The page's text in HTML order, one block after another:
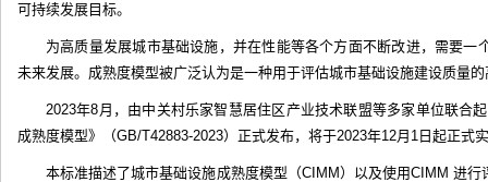
可持续发展目标。
为高质量发展城市基础设施，并在性能等各个方面不断改进，需要一
未来发展。成熟度模型被广泛认为是一种用于评估城市基础设施建设质量
2023年8月，由中关村乐家智慧居住区产业技术联盟等多家单位联合
成熟度模型》（GB/T42883-2023）正式发布，将于2023年12月1日起正式
本标准描述了城市基础设施成熟度模型（CIMM）以及使用CIMM 进